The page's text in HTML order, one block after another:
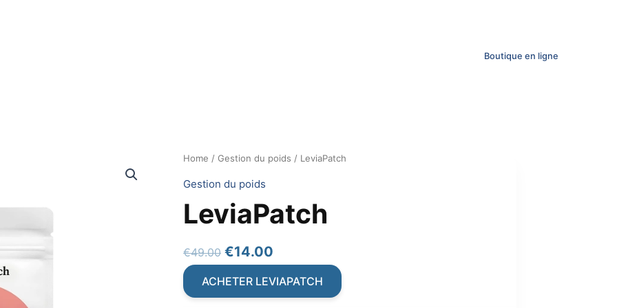
Boutique en ligne
Home / Gestion du poids / LeviaPatch
Gestion du poids
LeviaPatch
€49.00 Original
was:
€14.00
is:
ACHETER LEVIAPATCH